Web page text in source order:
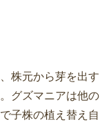
株元から芽を出す
グズマニアは他の
子株の植え替え自